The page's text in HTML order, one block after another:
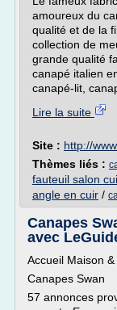
amoureux du
qualité et de la
collection de
grande qualité
canapé italien
canapé-lit,
Lire la suite
Site : http://
Thèmes liés :
fauteuil salon
angle en cuir /
Canapes
avec
Accueil Maison
Canapes Swan
57 annonces